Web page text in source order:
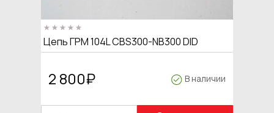
Цепь ГРМ 104L CBS300-NB300 DID
2 800₽ В наличии